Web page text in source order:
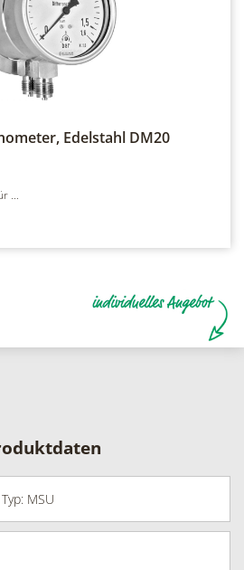
Edelstahl DM20
...